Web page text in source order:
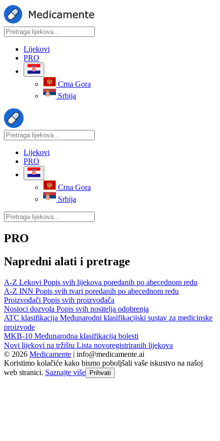
Lijekovi
PRO
Crna Gora
Srbija
Lijekovi
PRO
Crna Gora
Srbija
PRO
Napredni alati i pretrage
A-Z Lekovi Popis svih lijekova poredanih po abecednom redu
A-Z INN Popis svih tvari poredanih po abecednom redu
Proizvođači Popis svih proizvođača
Nosioci dozvola Popis svih nositelja odobrenja
ATC klasifikacija Međunarodni klasifikacijski sustav za medicinske
proizvode
MKB-10 Međunarodna klasifikacija bolesti
Novi lijekovi na tržištu Lista novoregistriranih lijekova
© 2026 Medicamente | info@medicamente.ai
Koristimo kolačiće kako bismo poboljšali vaše iskustvo na našoj
web stranici. Saznajte više Prihvati